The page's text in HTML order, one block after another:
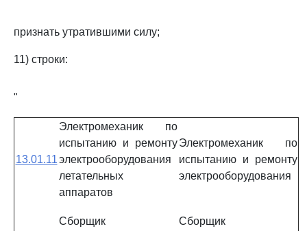
признать утратившими силу;
11) строки:
"
13.01.11
Электромеханик по
испытанию и ремонту
электрооборудования
летательных
аппаратов
Электромеханик по
испытанию и ремонту
электрооборудования
Сборщик
Сборщик